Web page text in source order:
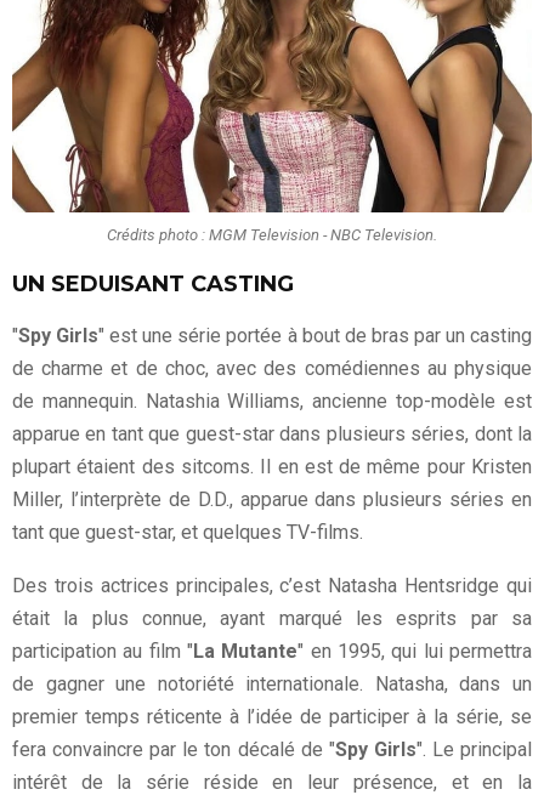
Crédits photo : MGM Television - NBC Television.
UN SEDUISANT CASTING
"Spy Girls" est une série portée à bout de bras par un casting
de charme et de choc, avec des comédiennes au physique
de mannequin. Natashia Williams, ancienne top-modèle est
apparue en tant que guest-star dans plusieurs séries, dont la
plupart étaient des sitcoms. Il en est de même pour Kristen
Miller, l’interprète de D.D., apparue dans plusieurs séries en
tant que guest-star, et quelques TV-films.
Des trois actrices principales, c’est Natasha Hentsridge qui
était la plus connue, ayant marqué les esprits par sa
participation au film "La Mutante" en 1995, qui lui permettra
de gagner une notoriété internationale. Natasha, dans un
premier temps réticente à l’idée de participer à la série, se
fera convaincre par le ton décalé de "Spy Girls". Le principal
intérêt de la série réside en leur présence, et en la